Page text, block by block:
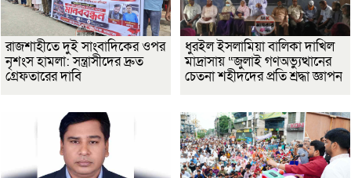
রাজশাহীতে দুই সাংবাদিকের ওপর
নৃশংস হামলা: সন্ত্রাসীদের দ্রুত
গ্রেফতারের দাবি
ধুরইল ইসলামিয়া বালিকা দাখিল
মাদ্রাসায় “জুলাই গণঅভ্যুত্থানের
চেতনা শহীদদের প্রতি শ্রদ্ধা জ্ঞাপন